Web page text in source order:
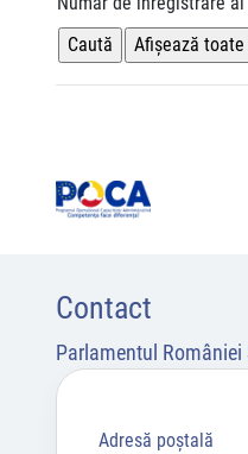
Contact
Parlamentul României
Adresă poştală